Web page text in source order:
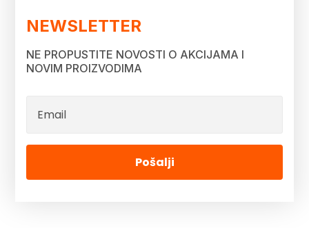
NEWSLETTER
NE PROPUSTITE NOVOSTI O AKCIJAMA I
NOVIM PROIZVODIMA
Pošalji